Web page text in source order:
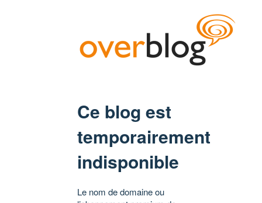
Ce blog est
temporairement
indisponible
Le nom de domaine ou